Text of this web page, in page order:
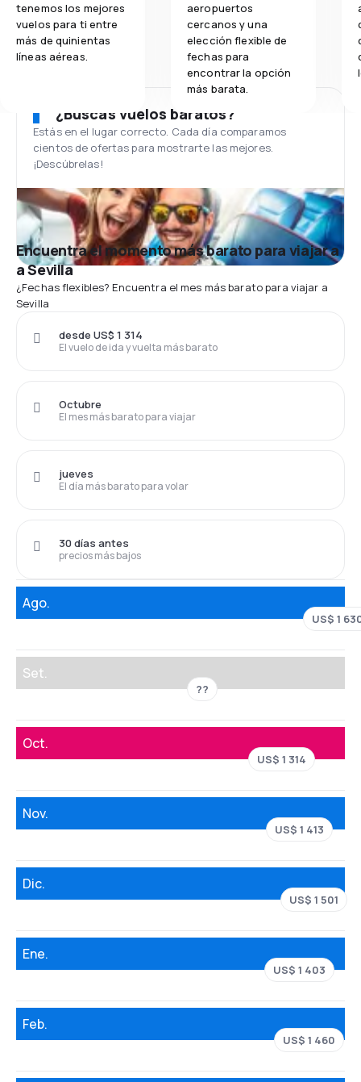
tenemos los mejores
vuelos para ti entre
más de quinientas
líneas aéreas.
aeropuertos
cercanos y una
elección flexible de
fechas para
encontrar la opción
más barata.
¿Buscas vuelos baratos?
Estás en el lugar correcto. Cada día comparamos
cientos de ofertas para mostrarte las mejores.
¡Descúbrelas!
Encuentra el momento más barato para viajar a
a Sevilla
¿Fechas flexibles? Encuentra el mes más barato para viajar a
Sevilla
El vuelo de ida y vuelta más barato
desde US$ 1 314
El mes más barato para viajar
Octubre
El día más barato para volar
jueves
precios más bajos
30 días antes
Ago.
US$ 1
Set.
??
Oct.
US$ 1 314
Nov.
US$ 1 413
Dic.
US$ 1 501
Ene.
US$ 1 403
Feb.
US$ 1 460